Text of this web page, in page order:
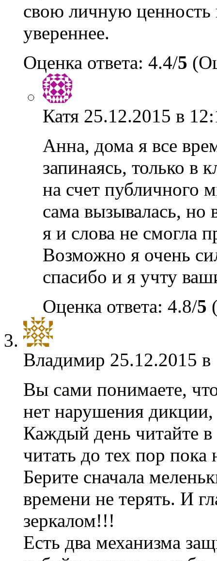
свою личную ценность
увереннее.
Оценка ответа: 4.4/5
Катя 25.12.2015 в
Анна, дома я все
запинаясь, только в
на счет публичного
сама вызывалась, но
я и слова не смогла
Возможно я очень
спасибо и я учту
Оценка ответа: 4.8/5
Владимир 25.12.2015
Вы сами понимаете,
нет нарушения
Каждый день читайте в
читать до тех пор
Берите сначала
времени не терять. И
зеркалом!!!
Есть два механизма